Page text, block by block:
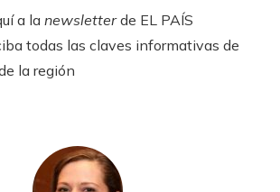
a la newsletterde EL PAÍS
todas las claves informativas de
la región